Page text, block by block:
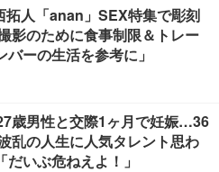
人「anan」SEX特集で彫刻
影のために食事制限＆トレー
バーの生活を参考に」
歳男性と交際1ヶ月で妊娠…36
乱の人生に人気タレント思わ
いぶ危ねえよ！」